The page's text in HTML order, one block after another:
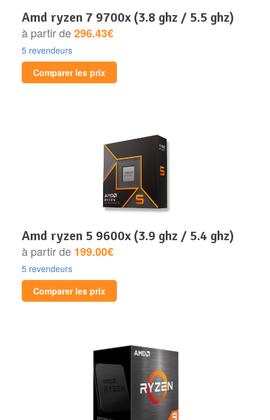
amd ryzen 7 9700x (3.8 ghz / 5.5 ghz)
à partir de296.43€
5 revendeurs
Comparer les prix
amd ryzen 5 9600x (3.9 ghz / 5.4 ghz)
à partir de 199.00€
5 revendeurs
Comparer les prix